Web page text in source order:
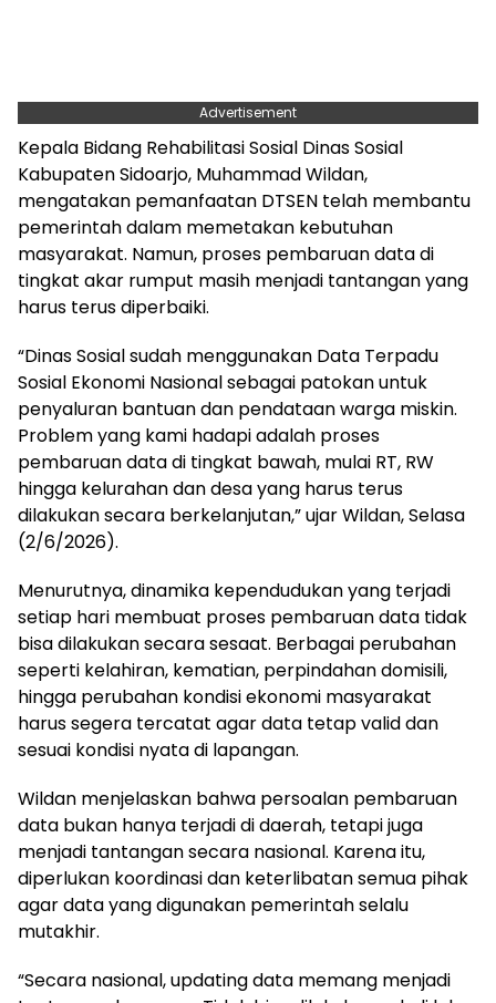
Advertisement
Kepala Bidang Rehabilitasi Sosial Dinas Sosial
Kabupaten Sidoarjo, Muhammad Wildan,
mengatakan pemanfaatan DTSEN telah membantu
pemerintah dalam memetakan kebutuhan
masyarakat. Namun, proses pembaruan data di
tingkat akar rumput masih menjadi tantangan yang
harus terus diperbaiki.
“Dinas Sosial sudah menggunakan Data Terpadu
Sosial Ekonomi Nasional sebagai patokan untuk
penyaluran bantuan dan pendataan warga miskin.
Problem yang kami hadapi adalah proses
pembaruan data di tingkat bawah, mulai RT, RW
hingga kelurahan dan desa yang harus terus
dilakukan secara berkelanjutan,” ujar Wildan, Selasa
(2/6/2026).
Menurutnya, dinamika kependudukan yang terjadi
setiap hari membuat proses pembaruan data tidak
bisa dilakukan secara sesaat. Berbagai perubahan
seperti kelahiran, kematian, perpindahan domisili,
hingga perubahan kondisi ekonomi masyarakat
harus segera tercatat agar data tetap valid dan
sesuai kondisi nyata di lapangan.
Wildan menjelaskan bahwa persoalan pembaruan
data bukan hanya terjadi di daerah, tetapi juga
menjadi tantangan secara nasional. Karena itu,
diperlukan koordinasi dan keterlibatan semua pihak
agar data yang digunakan pemerintah selalu
mutakhir.
“Secara nasional, updating data memang menjadi